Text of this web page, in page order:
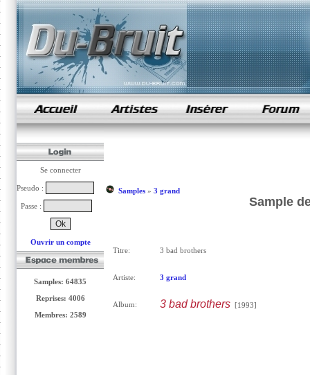
samples de rap
Se connecter
Pseudo :
Passe :
Ouvrir un compte
Samples: 64835
Reprises: 4006
Membres: 2589
Samples» 3 grand
Sample
Titre: 3 bad brothers
Artiste: 3 grand
Album: 3 bad brothers[1993]